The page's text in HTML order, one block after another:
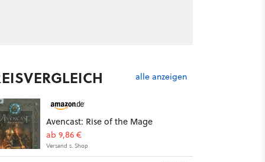
alle anzeigen
Avencast: Rise of the Mage
ab 9,86 €
Versand s. Shop